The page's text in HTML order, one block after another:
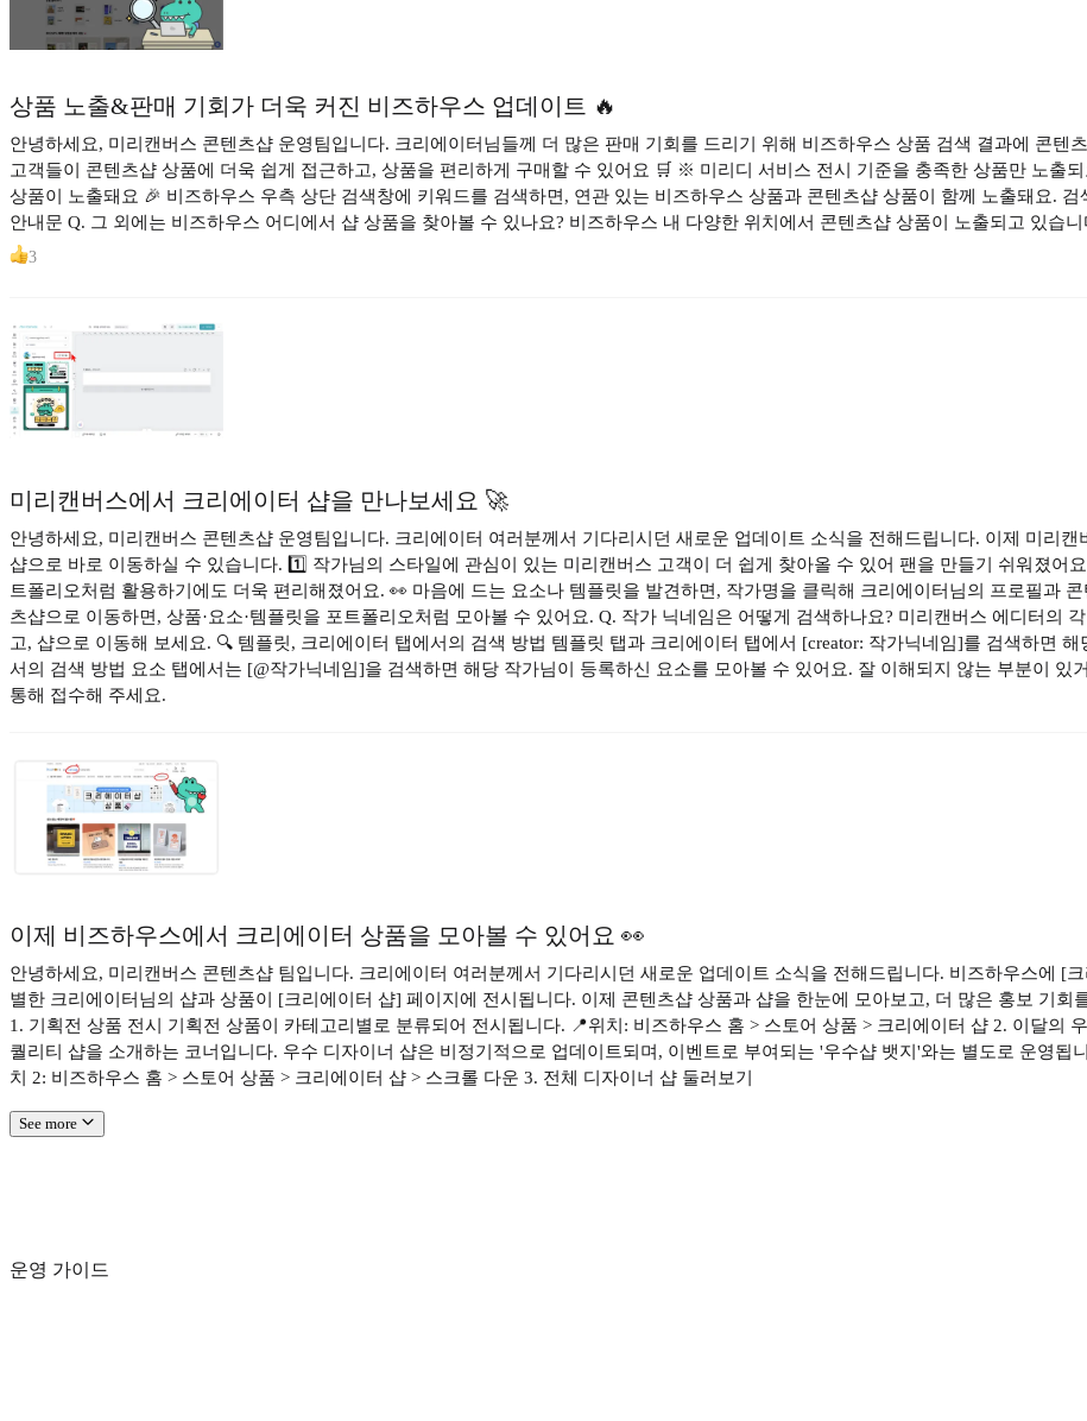
상품 노출&판매 기회가 더욱 커진 비즈하우스 업데이트 🔥
안녕하세요, 미리캔버스 콘텐츠샵 운영팀입니다. 크리에이터님들께 더 많은 판매 기회를 드리기 위해 비즈하우스 상품 검색 결과에 콘텐
고객들이 콘텐츠샵 상품에 더욱 쉽게 접근하고, 상품을 편리하게 구매할 수 있어요 🛒 ※ 미리디 서비스 전시 기준을 충족한 상품만 노출
상품이 노출돼요 🎉 비즈하우스 우측 상단 검색창에 키워드를 검색하면, 연관 있는 비즈하우스 상품과 콘텐츠샵 상품이 함께 노출돼요.
안내문 Q. 그 외에는 비즈하우스 어디에서 샵 상품을 찾아볼 수 있나요? 비즈하우스 내 다양한 위치에서 콘텐츠샵 상품이 노출되고 있습니
3
미리캔버스에서 크리에이터 샵을 만나보세요 🚀
안녕하세요, 미리캔버스 콘텐츠샵 운영팀입니다. 크리에이터 여러분께서 기다리시던 새로운 업데이트 소식을 전해드립니다. 이제 미리
샵으로 바로 이동하실 수 있습니다. 1️⃣ 작가님의 스타일에 관심이 있는 미리캔버스 고객이 더 쉽게 찾아올 수 있어 팬을 만들기 쉬워졌어
트폴리오처럼 활용하기에도 더욱 편리해졌어요. 👀 마음에 드는 요소나 템플릿을 발견하면, 작가명을 클릭해 크리에이터님의 프로필과
츠샵으로 이동하면, 상품·요소·템플릿을 포트폴리오처럼 모아볼 수 있어요. Q. 작가 닉네임은 어떻게 검색하나요? 미리캔버스 에디터의
고, 샵으로 이동해 보세요. 🔍 템플릿, 크리에이터 탭에서의 검색 방법 템플릿 탭과 크리에이터 탭에서 [creator: 작가닉네임]를 검색하면
서의 검색 방법 요소 탭에서는 [@작가닉네임]을 검색하면 해당 작가님이 등록하신 요소를 모아볼 수 있어요. 잘 이해되지 않는 부분이
통해 접수해 주세요.
이제 비즈하우스에서 크리에이터 상품을 모아볼 수 있어요 👀
안녕하세요, 미리캔버스 콘텐츠샵 팀입니다. 크리에이터 여러분께서 기다리시던 새로운 업데이트 소식을 전해드립니다. 비즈하우스에 [
별한 크리에이터님의 샵과 상품이 [크리에이터 샵] 페이지에 전시됩니다. 이제 콘텐츠샵 상품과 샵을 한눈에 모아보고, 더 많은 홍보 기
1. 기획전 상품 전시 기획전 상품이 카테고리별로 분류되어 전시됩니다. 📍위치: 비즈하우스 홈 > 스토어 상품 > 크리에이터 샵 2. 이달의
퀄리티 샵을 소개하는 코너입니다. 우수 디자이너 샵은 비정기적으로 업데이트되며, 이벤트로 부여되는 '우수샵 뱃지'와는 별도로 운영됩
치 2: 비즈하우스 홈 > 스토어 상품 > 크리에이터 샵 > 스크롤 다운 3. 전체 디자이너 샵 둘러보기
See more
운영 가이드